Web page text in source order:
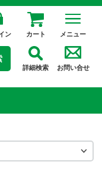
ン カート メニュー
詳細検索 お問い合せ